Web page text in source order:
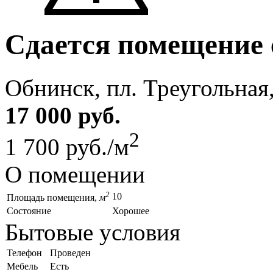
Сдается помещение
Обнинск, пл.
17 000 руб.
1 700 руб./м2
О помещении
Площадь помещения, м2 10
Состояние
Хорошее
Бытовые условия
Телефон
Проведен
Мебель
Есть